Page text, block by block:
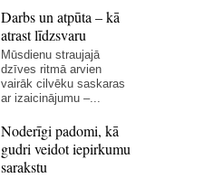
Darbs un atpūta – kā
atrast līdzsvaru
Mūsdienu straujajā
dzīves ritmā arvien
vairāk cilvēku saskaras
ar izaicinājumu –...
Noderīgi padomi, kā
gudri veidot iepirkumu
sarakstu